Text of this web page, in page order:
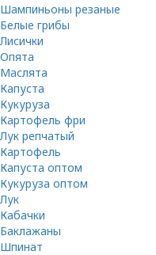
Шампиньоны резаные
Белые грибы
Лисички
Опята
Маслята
Капуста
Кукуруза
Картофель фри
Лук репчатый
Картофель
Капуста оптом
Кукуруза оптом
Лук
Кабачки
Баклажаны
Шпинат